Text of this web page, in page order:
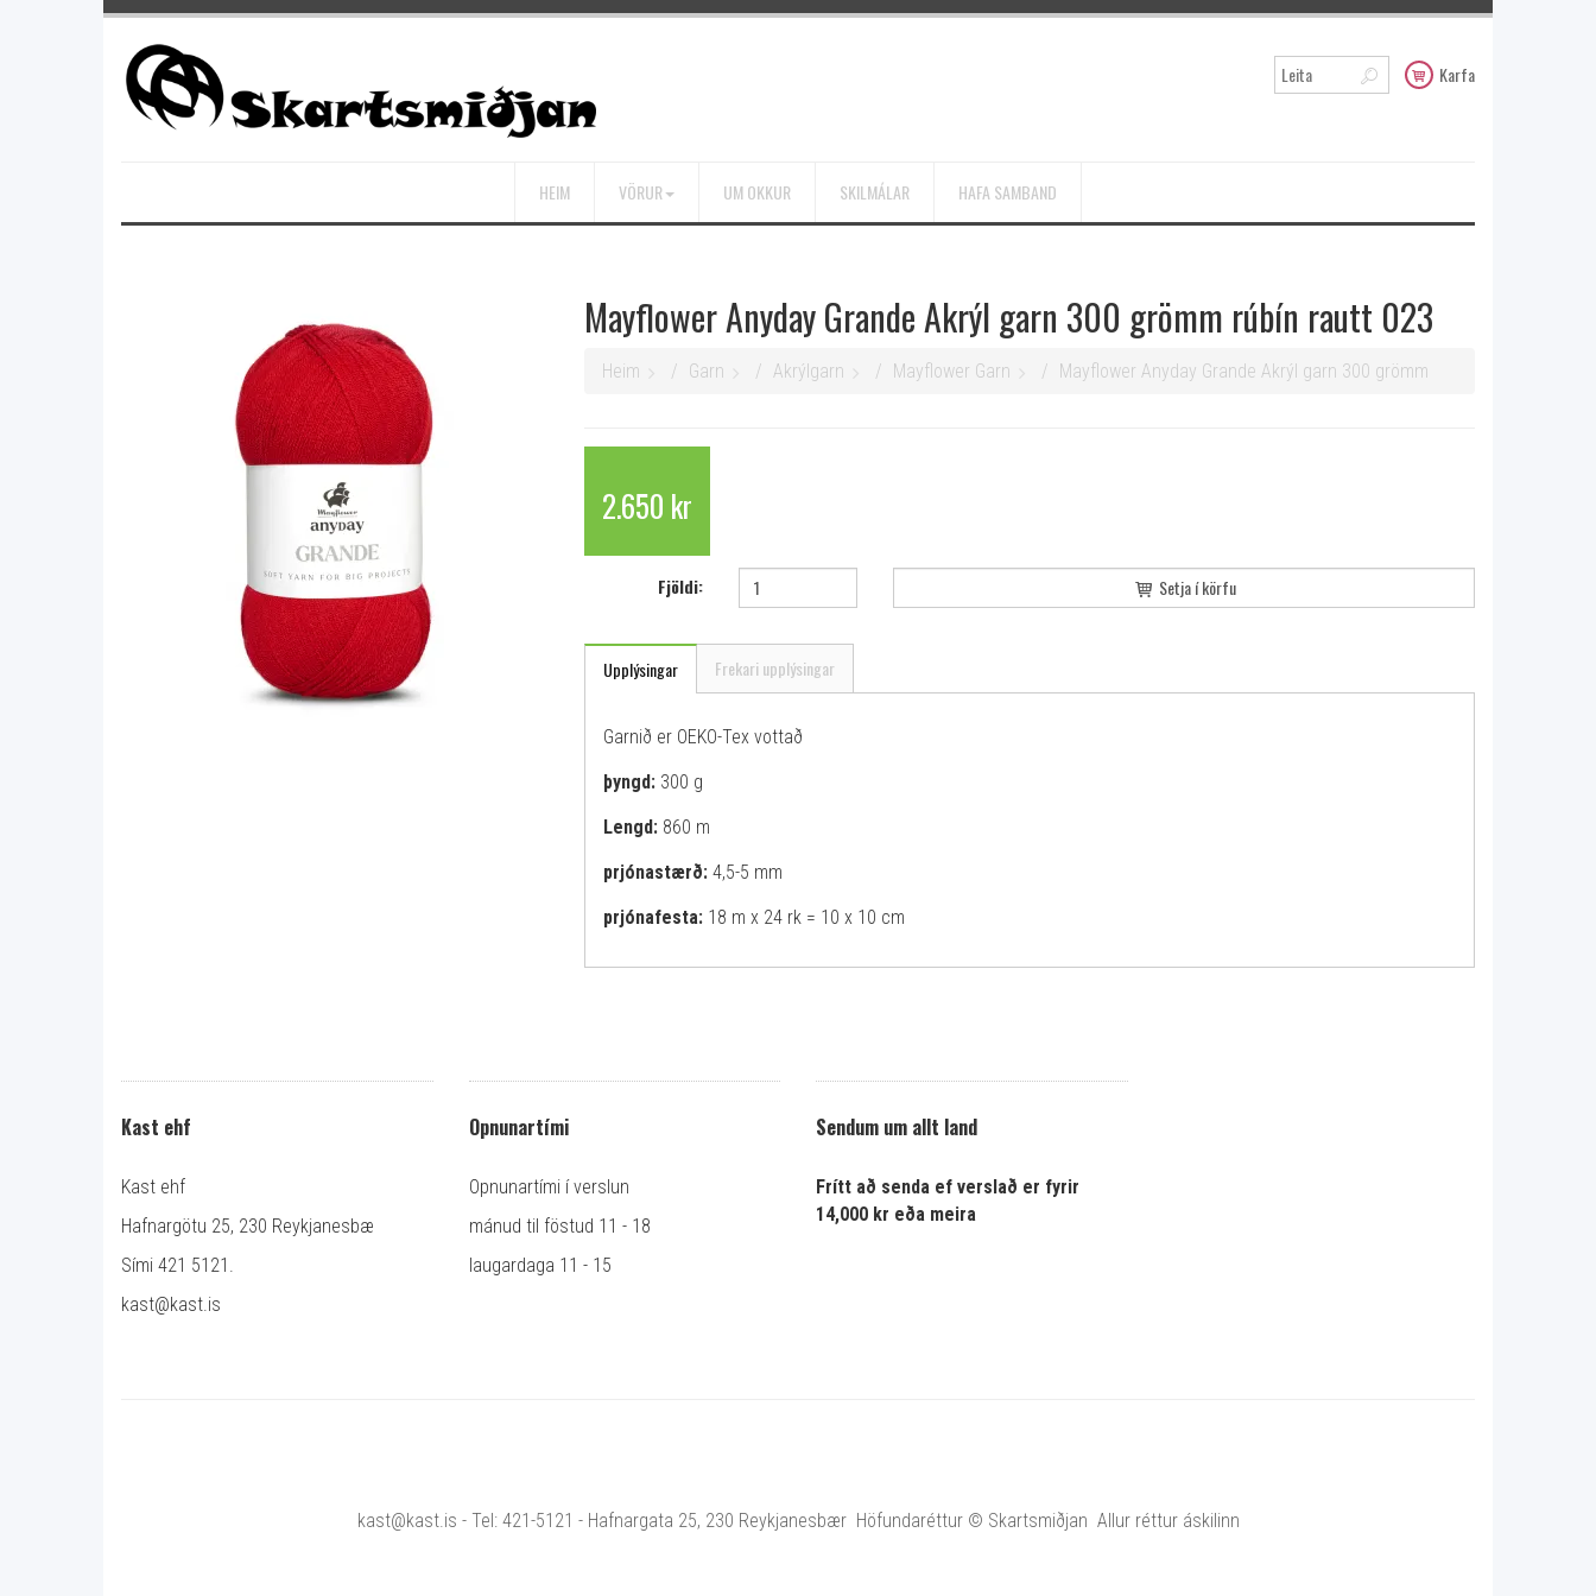
Karfa
HEIM VÖRUR UM OKKUR SKILMÁLAR HAFA SAMBAND
Mayflower Anyday Grande Akrýl garn 300 grömm rúbín rautt 023
Heim Garn Akrýlgarn Mayflower Garn Mayflower Anyday Grande Akrýl garn 300 grömm
2.650 kr
Fjöldi: Setja í körfu
Upplýsingar Frekari upplýsingar
Garnið er OEKO-Tex vottað
þyngd: 300 g
Lengd: 860 m
prjónastærð: 4,5-5 mm
prjónafesta: 18 m x 24 rk = 10 x 10 cm
Kast ehf
Kast ehf
Hafnargötu 25, 230 Reykjanesbæ
Sími 421 5121.
kast@kast.is
Opnunartími
Opnunartími í verslun
mánud til föstud 11 - 18
laugardaga 11 - 15
Sendum um allt land
Frítt að senda ef verslað er fyrir
14,000 kr eða meira
kast@kast.is - Tel: 421-5121 - Hafnargata 25, 230 Reykjanesbær Höfundaréttur © Skartsmiðjan Allur réttur áskilinn